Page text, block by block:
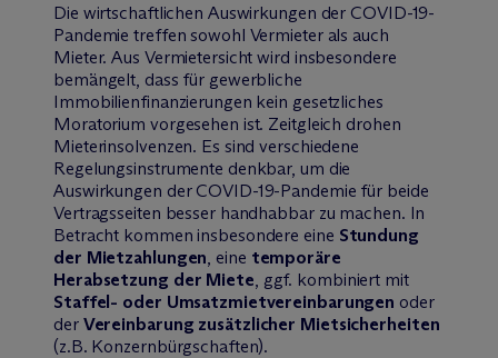
Die wirtschaftlichen Auswirkungen der COVID-19-
Pandemie treffen sowohl Vermieter als auch
Mieter. Aus Vermietersicht wird insbesondere
bemängelt, dass für gewerbliche
Immobilienfinanzierungen kein gesetzliches
Moratorium vorgesehen ist. Zeitgleich drohen
Mieterinsolvenzen. Es sind verschiedene
Regelungsinstrumente denkbar, um die
Auswirkungen der COVID-19-Pandemie für beide
Vertragsseiten besser handhabbar zu machen. In
Betracht kommen insbesondere eine Stundung
der Mietzahlungen, eine temporäre
Herabsetzung der Miete, ggf. kombiniert mit
Staffel- oder Umsatzmietvereinbarungen oder
der Vereinbarung zusätzlicher Mietsicherheiten
(z.B. Konzernbürgschaften).